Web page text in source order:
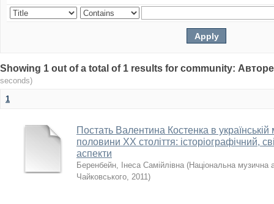
Showing 1 out of a total of 1 results for community:
seconds)
1
Постать Валентина Костенка в українській
половини XX століття: історіографічний,
аспекти
Беренбейн, Інеса Самійлівна (Національна музична
Чайковського, 2011)